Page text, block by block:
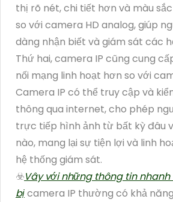
thị rõ nét, chi tiết hơn và màu
so với camera HD analog, giúp
dàng nhận biết và giám sát các
Thứ hai, camera IP cũng cung
nối mạng linh hoạt hơn so với
Camera IP có thể truy cập và
thông qua internet, cho phép
trực tiếp hình ảnh từ bất kỳ đâu
nào, mang lại sự tiện lợi và linh
hệ thống giám sát.
☣️Vây với những thông tin nhanh
bịcamera IP thường có khả